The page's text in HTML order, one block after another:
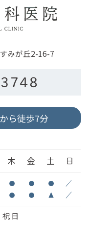
みが丘2-16-7
ら徒歩7分
木 金 土 日
● ● ● ／
● ● ▲ ／
日